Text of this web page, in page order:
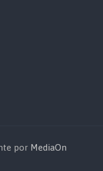
por MediaOn